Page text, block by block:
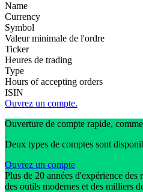
Name
Currency
Symbol
Valeur minimale de l'ordre
Ticker
Heures de trading
Type
Hours of accepting orders
ISIN
Ouvrez un compte.
Ouverture de compte rapide,
Deux types de comptes sont
Ouvrez un compte
Plus de 20 années d'expérience des
des outils modernes et des milliers